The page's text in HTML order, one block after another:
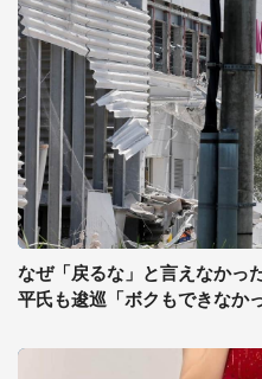
なぜ「戻るな」と言えなかっ
平氏も逡巡「ボクもできなか